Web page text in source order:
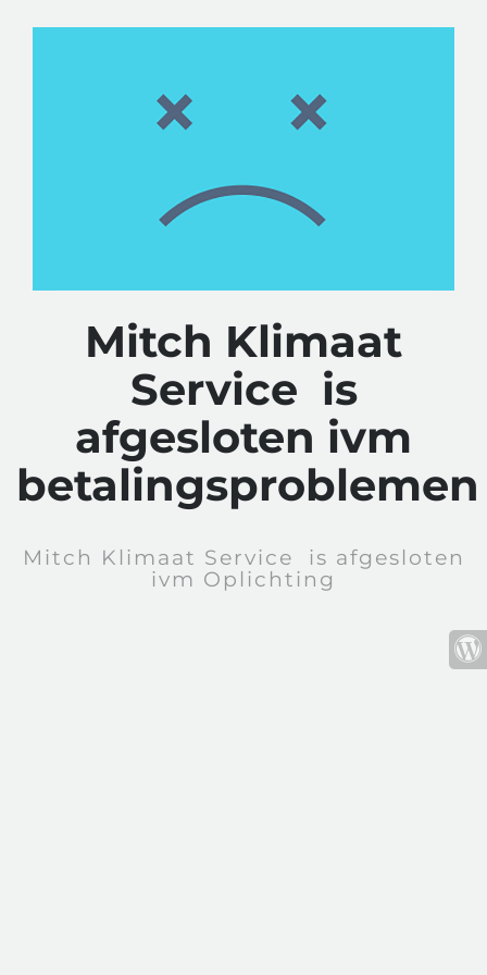
Mitch Klimaat
Service is
afgesloten ivm
betalingsproblemen
Mitch Klimaat Service is afgesloten
ivm Oplichting